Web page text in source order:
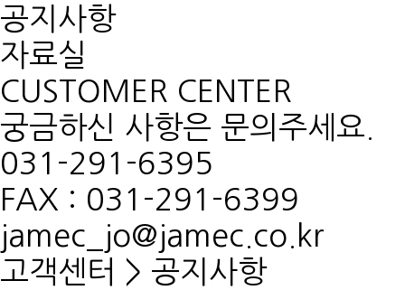
공지사항
자료실
CUSTOMER CENTER
궁금하신 사항은 문의주세요.
031-291-6395
FAX : 031-291-6399
jamec_jo@jamec.co.kr
고객센터 > 공지사항